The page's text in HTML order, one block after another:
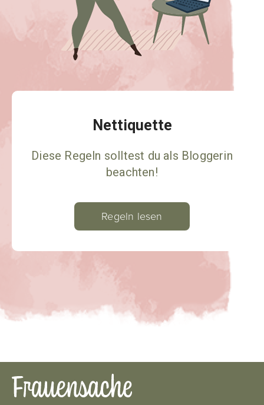
Nettiquette
Diese Regeln solltest du als Bloggerin
beachten!
Regeln lesen